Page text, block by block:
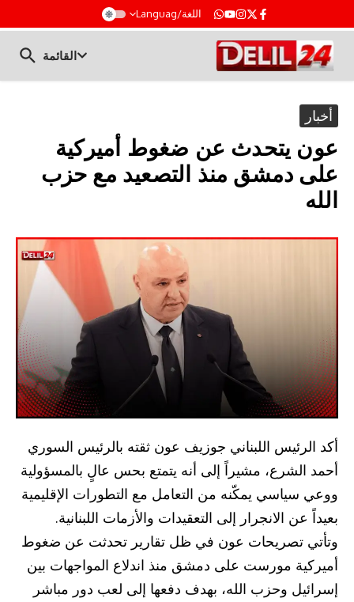
اللغة/Languag
القائمة
أخبار
عون يتحدث عن ضغوط أميركية
على دمشق منذ التصعيد مع حزب
الله
أكد الرئيس اللبناني جوزيف عون ثقته بالرئيس السوري
أحمد الشرع، مشيراً إلى أنه يتمتع بحس عالٍ بالمسؤولية
ووعي سياسي يمكّنه من التعامل مع التطورات الإقليمية
بعيداً عن الانجرار إلى التعقيدات والأزمات اللبنانية.
وتأتي تصريحات عون في ظل تقارير تحدثت عن ضغوط
أميركية مورست على دمشق منذ اندلاع المواجهات بين
إسرائيل وحزب الله، بهدف دفعها إلى لعب دور مباشر